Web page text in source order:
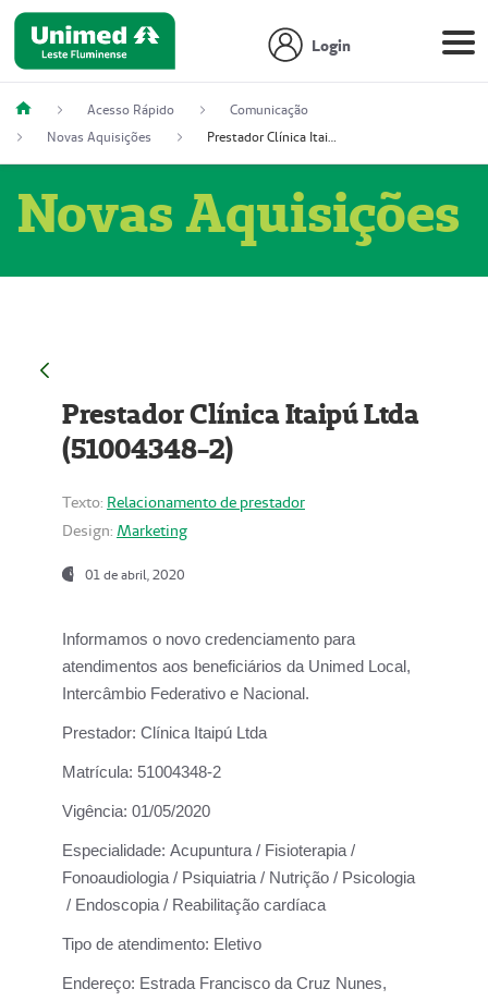
Login
Acesso Rápido
Comunicação
Novas Aquisições
Prestador Clínica Itaipú Ltda (51004348-2)
Novas Aquisições
Prestador Clínica Itaipú Ltda
(51004348-2)
Texto: Relacionamento de prestador
Design: Marketing
01 de abril, 2020
Informamos o novo credenciamento para
atendimentos aos beneficiários da Unimed Local,
Intercâmbio Federativo e Nacional.
Prestador: Clínica Itaipú Ltda
Matrícula: 51004348-2
Vigência: 01/05/2020
Especialidade: Acupuntura / Fisioterapia /
Fonoaudiologia / Psiquiatria / Nutrição / Psicologia
/ Endoscopia / Reabilitação cardíaca
Tipo de atendimento: Eletivo
Endereço: Estrada Francisco da Cruz Nunes,